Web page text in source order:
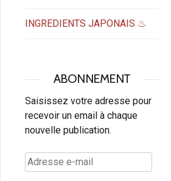
INGREDIENTS JAPONAIS ♨
ABONNEMENT
Saisissez votre adresse pour
recevoir un email à chaque
nouvelle publication.
Adresse
e-